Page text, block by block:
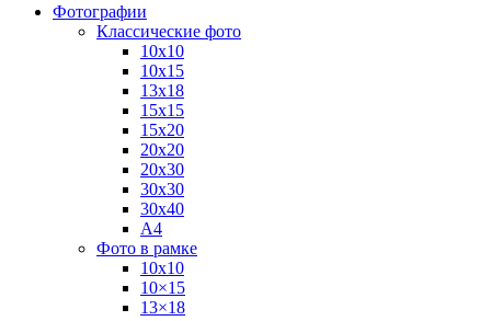
Фотографии
Классические фото
10х10
10х15
13х18
15х15
15х20
20х20
20х30
30х30
30х40
А4
Фото в рамке
10х10
10×15
13×18